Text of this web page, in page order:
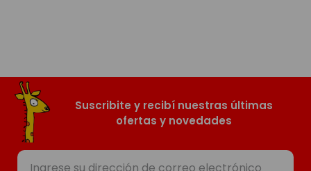
Suscribite y recibí nuestras últimas
ofertas y novedades